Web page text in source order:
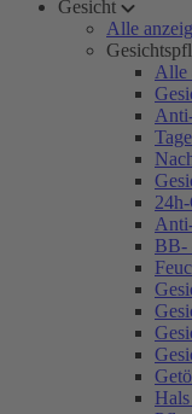
Gesicht
Alle
Alle
BB-